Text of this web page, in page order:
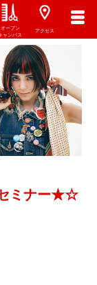
アクセス
オープン
ャンパス
セミナー★☆